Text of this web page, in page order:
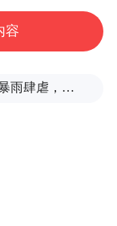
容
狂风暴雨肆虐，台州一家电厂遭受猛烈冲击